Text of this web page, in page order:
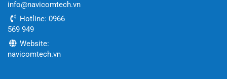
info@navicomtech.vn
Hotline: 0966
569 949
Website:
navicomtech.vn